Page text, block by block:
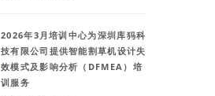
2026年3月培训中心为深圳库犸科
技有限公司提供智能割草机设计失
效模式及影响分析（DFMEA）培
训服务